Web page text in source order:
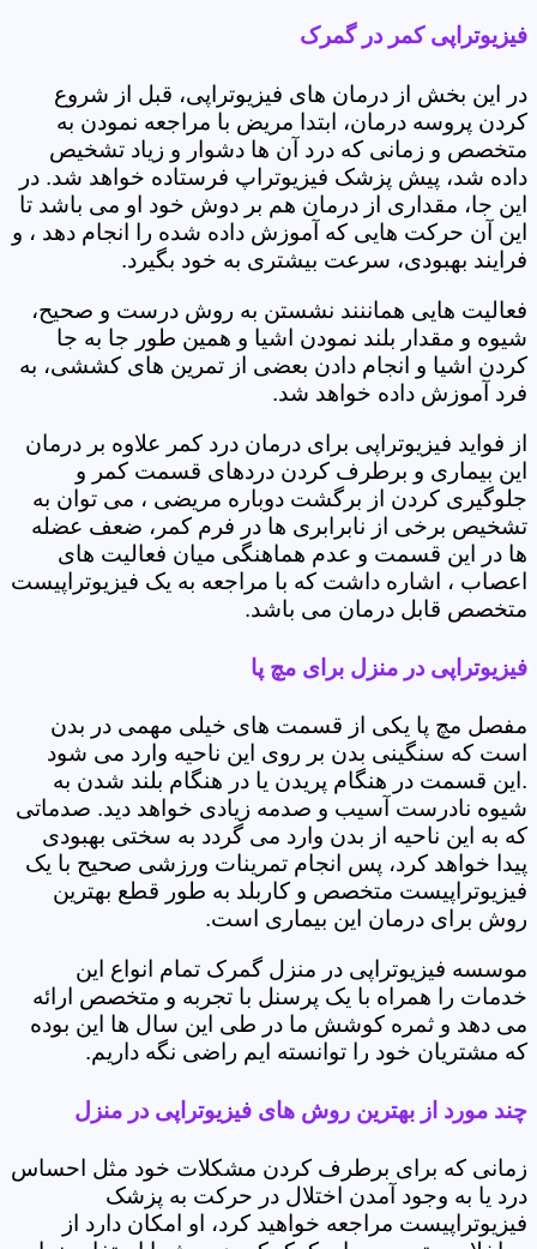
فیزیوتراپی کمر در گمرک
در این بخش از درمان های فیزیوتراپی، قبل از شروع
کردن پروسه درمان، ابتدا مریض با مراجعه نمودن به
متخصص و زمانی که درد آن ها دشوار و زیاد تشخیص
داده شد، پیش پزشک فیزیوتراپ فرستاده خواهد شد. در
این جا، مقداری از درمان هم بر دوش خود او می باشد تا
این آن حرکت هایی که آموزش داده شده را انجام دهد ، و
فرایند بهبودی، سرعت بیشتری به خود بگیرد.
فعالیت هایی هماننند نشستن به روش درست و صحیح،
شیوه و مقدار بلند نمودن اشیا و همین طور جا به جا
کردن اشیا و انجام دادن بعضی از تمرین های کششی، به
فرد آموزش داده خواهد شد.
از فواید فیزیوتراپی برای درمان درد کمر علاوه بر درمان
این بیماری و برطرف کردن دردهای قسمت کمر و
جلوگیری کردن از برگشت دوباره مریضی ، می توان به
تشخیص برخی از نابرابری ها در فرم کمر، ضعف عضله
ها در این قسمت و عدم هماهنگی میان فعالیت های
اعصاب ، اشاره داشت که با مراجعه به یک فیزیوتراپیست
متخصص قابل درمان می باشد.
فیزیوتراپی در منزل برای مچ پا
مفصل مچ پا یکی از قسمت های خیلی مهمی در بدن
است که سنگینی بدن بر روی این ناحیه وارد می شود
.این قسمت در هنگام پریدن یا در هنگام بلند شدن به
شیوه نادرست آسیب و صدمه زیادی خواهد دید. صدماتی
که به این ناحیه از بدن وارد می گردد به سختی بهبودی
پیدا خواهد کرد، پس انجام تمرینات ورزشی صحیح با یک
فیزیوتراپیست متخصص و کاربلد به طور قطع بهترین
روش برای درمان این بیماری است.
موسسه فیزیوتراپی در منزل گمرک تمام انواع این
خدمات را همراه با یک پرسنل با تجربه و متخصص ارائه
می دهد و ثمره کوشش ما در طی این سال ها این بوده
که مشتریان خود را توانسته ایم راضی نگه داریم.
چند مورد از بهترین روش های فیزیوتراپی در منزل
زمانی که برای برطرف کردن مشکلات خود مثل احساس
درد یا به وجود آمدن اختلال در حرکت به پزشک
فیزیوتراپیست مراجعه خواهید کرد، او امکان دارد از